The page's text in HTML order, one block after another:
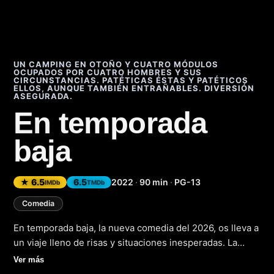
UN CAMPING EN OTOÑO Y CUATRO MÓDULOS
OCUPADOS POR CUATRO HOMBRES Y SUS
CIRCUNSTANCIAS. PATÉTICAS ÉSTAS Y PATÉTICOS
ELLOS, AUNQUE TAMBIÉN ENTRAÑABLES. DIVERSIÓN
ASEGURADA.
En temporada
baja
★ 6.5IMDb 6.5TMDb 2022 · 90 min · PG-13
Comedia
En temporada baja, la nueva comedia del 2026, os lleva a
un viaje lleno de risas y situaciones inesperadas. La
película sigue a un grupo de amigos que decidieron
Ver más